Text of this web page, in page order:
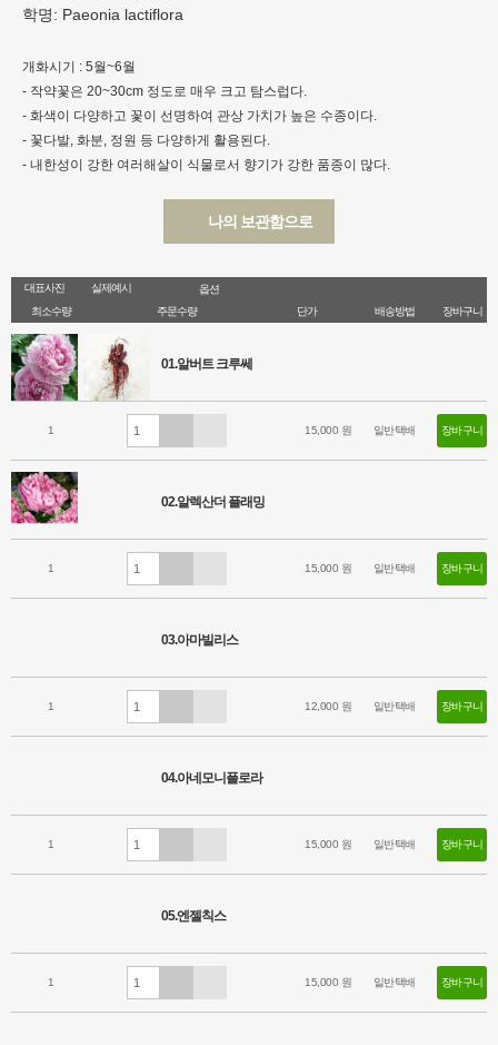
학명: Paeonia lactiflora
개화시기 : 5월~6월
- 작약꽃은 20~30cm 정도로 매우 크고 탐스럽다.
- 화색이 다양하고 꽃이 선명하여 관상 가치가 높은 수종이다.
- 꽃다발, 화분, 정원 등 다양하게 활용된다.
- 내한성이 강한 여러해살이 식물로서 향기가 강한 품종이 많다.
나의 보관함으로
대표사진 실제예시
옵션
최소수량
주문수량 단가 배송방법 장바구니
01.알버트 크루쎄
1 15,000 원 일반택배 장바구니
02.알렉산더 플래밍
1 15,000 원 일반택배 장바구니
03.아마빌리스
1 12,000 원 일반택배 장바구니
04.아네모니플로라
1 15,000 원 일반택배 장바구니
05.엔젤칙스
1 15,000 원 일반택배 장바구니